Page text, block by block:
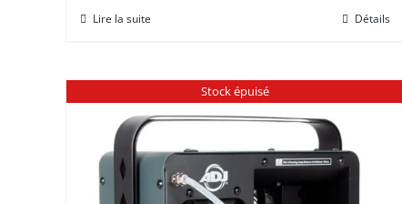
Lire la suite Détails
Stock épuisé